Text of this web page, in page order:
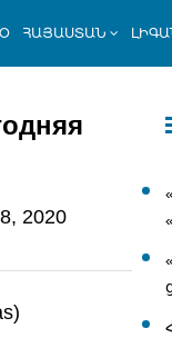
ՀԱՅԱՍՏԱՆ
2020